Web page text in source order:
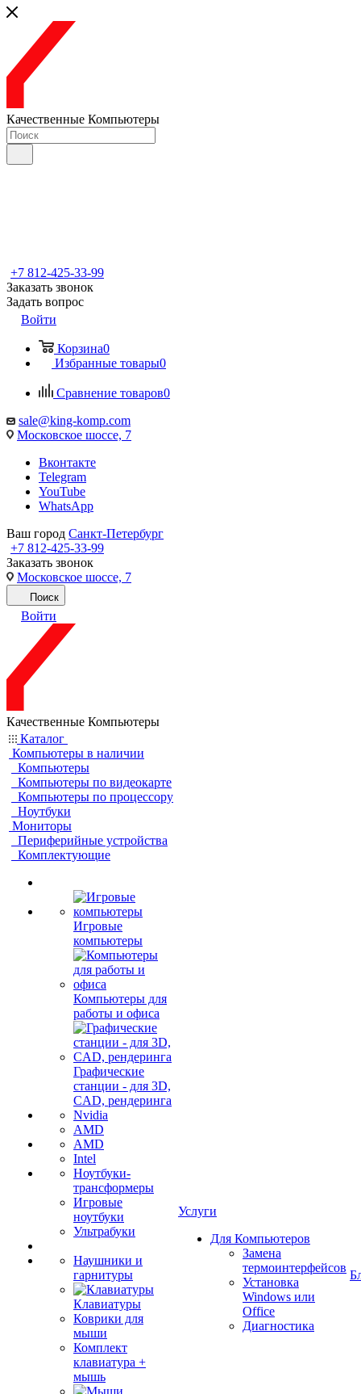
Качественные Компьютеры
+7 812-425-33-99
Заказать звонок
Задать вопрос
Войти
Корзина0
Избранные товары0
Сравнение товаров0
sale@king-komp.com
Московское шоссе, 7
Вконтакте
Telegram
YouTube
WhatsApp
Ваш город Санкт-Петербург
+7 812-425-33-99
Заказать звонок
Московское шоссе, 7
Поиск
Войти
Качественные Компьютеры
Каталог
Компьютеры в наличии
Компьютеры
Компьютеры по видеокарте
Компьютеры по процессору
Ноутбуки
Мониторы
Периферийные устройства
Комплектующие
Игровые
компьютеры
Компьютеры для
работы и офиса
Графические
станции - для 3D,
CAD, рендеринга
Nvidia
AMD
AMD
Intel
Ноутбуки-
трансформеры
Игровые
ноутбуки
Ультрабуки
Наушники и
гарнитуры
Клавиатуры
Коврики для
мыши
Комплект
клавиатура +
мышь
Услуги
Для Компьютеров
Замена
термоинтерфейсов
Установка
Windows или
Office
Диагностика